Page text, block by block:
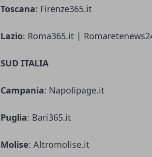
Toscana: Firenze365.it
Lazio: Roma365.it |
SUD ITALIA
Campania: Napolipage.it
Puglia: Bari365.it
Molise: Altromolise.it